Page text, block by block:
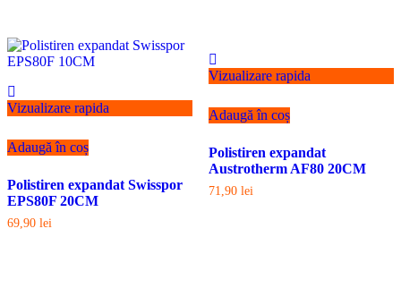
Vizualizare rapida
Adaugă în coș
Polistiren expandat Swisspor
EPS80F 20CM
69,90 lei
Vizualizare rapida
Adaugă în coș
Polistiren expandat
Austrotherm AF80 20CM
71,90 lei